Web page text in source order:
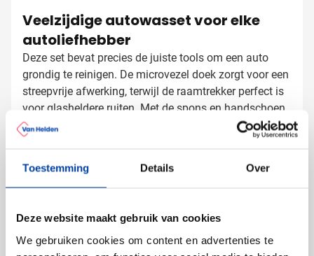
Toestemming Details Over
Deze website maakt gebruik van cookies
We gebruiken cookies om content en advertenties te
Veelzijdige autowasset voor elke
autoliefhebber
Deze set bevat precies de juiste tools om een auto
grondig te reinigen. De microvezel doek zorgt voor een
streepvrije afwerking, terwijl de raamtrekker perfect is
voor glasheldere ruiten. Met de spons en handschoen
bereik je ook de moeilijkere plekken. Het is een
complete set die zowel door professionals als
Autowasset bedrukken met logo
Bij Van Helden Relatiegeschenken bedrukken we deze
Met je bedrijfslogo in full color
Met een pakkende tekst of slogan
Op een goed zichtbare plek voor maximale exposure